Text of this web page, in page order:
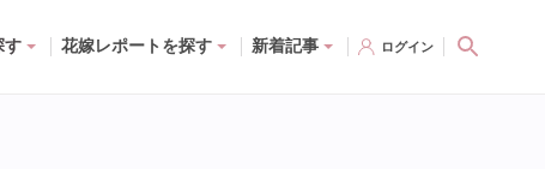
す 花嫁レポートを探す 新着記事 ログイン